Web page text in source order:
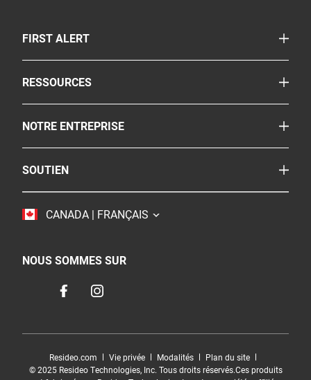
FIRST ALERTTOGGLE
Où acheter
RESSOURCESTOGGLE
Accessibilité
NOTRE ENTREPRISETOGGLE
Resideo
SOUTIENTOGGLE
Nous joindre
CANADA | FRANÇAIS TOGGLE
NOUS SOMMES SUR
Resideo.com Vie privée Modalités
Plan du site
© 2025 Resideo Technologies, Inc. Tous droits réservés.Ces produits